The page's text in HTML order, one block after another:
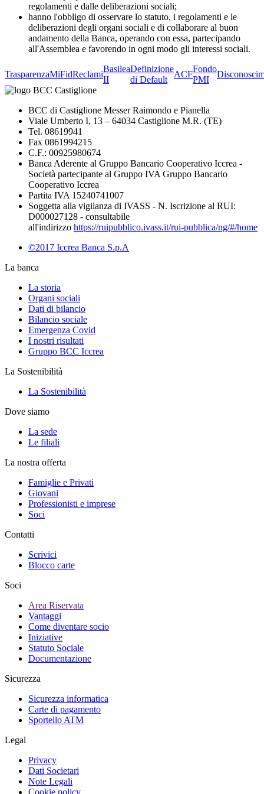
regolamenti e dalle deliberazioni sociali;
hanno l'obbligo di osservare lo statuto, i regolamenti e le
deliberazioni degli organi sociali e di collaborare al buon
andamento della Banca, operando con essa, partecipando
all'Assemblea e favorendo in ogni modo gli interessi sociali.
TrasparenzaMiFidReclami
Basilea
II
Definizione
di Default
ACF
Fondo
PMI
BCC di Castiglione Messer Raimondo e Pianella
Viale Umberto I, 13 – 64034 Castiglione M.R. (TE)
Tel. 08619941
Fax 0861994215
C.F.: 00925980674
Banca Aderente al Gruppo Bancario Cooperativo Iccrea -
Società partecipante al Gruppo IVA Gruppo Bancario
Cooperativo Iccrea
Partita IVA 15240741007
Soggetta alla vigilanza di IVASS - N. Iscrizione al RUI:
D000027128 - consultabile
all'indirizzo https://ruipubblico.ivass.it/rui-pubblica/ng/#/home
©2017 Iccrea Banca S.p.A
La banca
La storia
Organi sociali
Dati di bilancio
Bilancio sociale
Emergenza Covid
I nostri risultati
Gruppo BCC Iccrea
La Sostenibilità
La Sostenibilità
Dove siamo
La sede
Le filiali
La nostra offerta
Famiglie e Privati
Giovani
Professionisti e imprese
Soci
Contatti
Scrivici
Blocco carte
Soci
Area Riservata
Vantaggi
Come diventare socio
Iniziative
Statuto Sociale
Documentazione
Sicurezza
Sicurezza informatica
Carte di pagamento
Sportello ATM
Legal
Privacy
Dati Societari
Note Legali
Cookie policy